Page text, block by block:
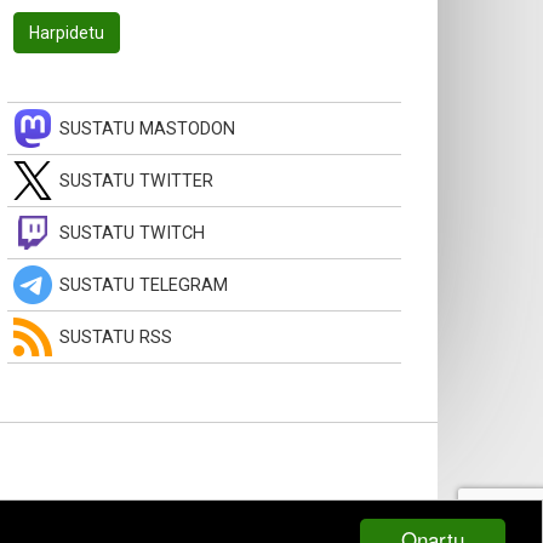
SUSTATU MASTODON
SUSTATU TWITTER
SUSTATU TWITCH
SUSTATU TELEGRAM
SUSTATU RSS